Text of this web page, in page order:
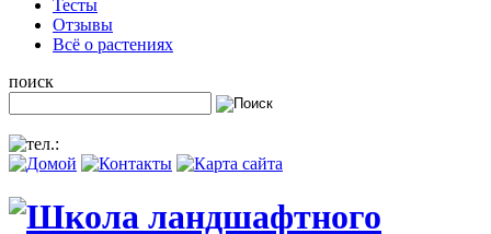
Тесты
Отзывы
Всё о растениях
поиск